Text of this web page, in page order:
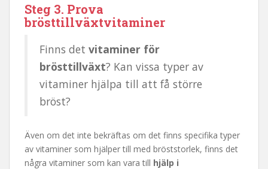
Steg 3. Prova
brösttillväxtvitaminer
Finns det vitaminer för
brösttillväxt? Kan vissa typer av
vitaminer hjälpa till att få större
bröst?
Även om det inte bekräftas om det finns specifika typer
av vitaminer som hjälper till med bröststorlek, finns det
några vitaminer som kan vara till hjälp i